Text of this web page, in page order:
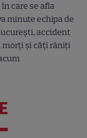
care se afla
minute echipa de
accident
morți și câți răniți